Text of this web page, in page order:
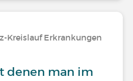
Kreislauf Erkrankungen
denen man im